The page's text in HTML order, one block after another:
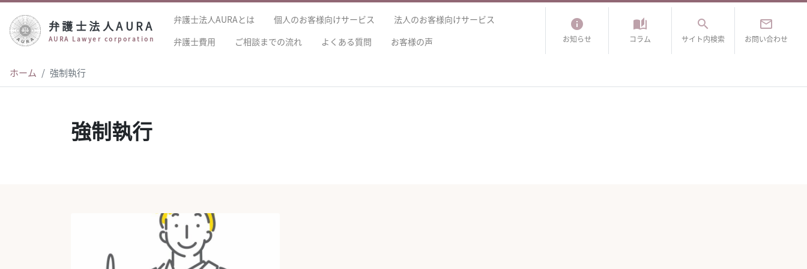
弁護士法人AURA
AURA Lawyer corporation
弁護士法人AURAとは 個人のお客様向けサービス
法人のお客様向けサービス
弁護士費用
ご相談までの流れ よくある質問 お客様の声
info
お知らせ
auto_stories
コラム
search
サイト内検索
mail_outline
お問い合わせ
ホーム 強制執行
強制執行